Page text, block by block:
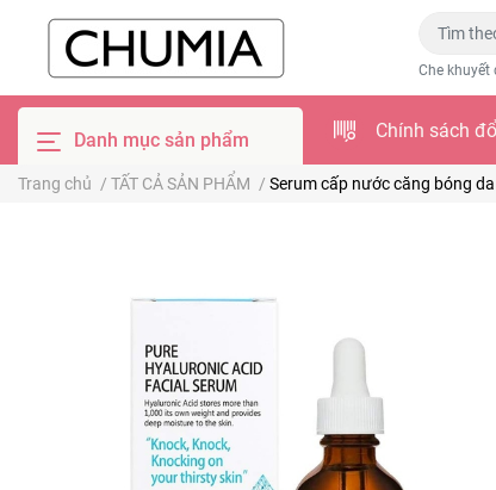
Che khuyết
Danh mục sản phẩm Chính sách
Trang chủ / TẤT CẢ SẢN PHẨM / Serum cấp nước căng bóng